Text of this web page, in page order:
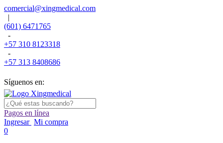
comercial@xingmedical.com
|
(601) 6471765
-
+57 310 8123318
-
+57 313 8408686
Síguenos en:
Pagos en línea
Ingresar Mi compra
0